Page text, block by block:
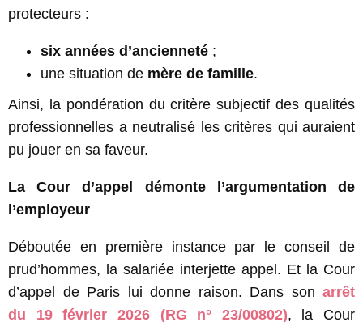
protecteurs :
six années d’ancienneté ;
une situation de mère de famille.
Ainsi, la pondération du critère subjectif des qualités
professionnelles a neutralisé les critères qui auraient
pu jouer en sa faveur.
La Cour d’appel démonte l’argumentation de
l’employeur
Déboutée en première instance par le conseil de
prud’hommes, la salariée interjette appel. Et la Cour
d’appel de Paris lui donne raison. Dans son arrêt
du 19 février 2026 (RG n° 23/00802), la Cour